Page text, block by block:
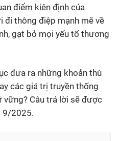
điểm kiên định của
đi thông điệp mạnh mẽ về
gạt bỏ mọi yếu tố thương
đưa ra những khoản thù
các giá trị truyền thống
vững? Câu trả lời sẽ được
9/2025.